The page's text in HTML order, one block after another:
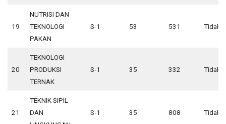
19
NUTRISI DAN
TEKNOLOGI
PAKAN
S-1 53 531 Tidak
20
TEKNOLOGI
PRODUKSI
TERNAK
S-1 35 332 Tidak
21
TEKNIK SIPIL
DAN
S-1 35 808 Tidak